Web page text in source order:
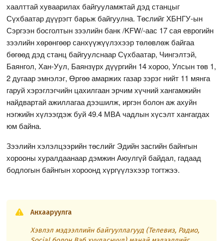
хаалттай хуваарилах байгууламжтай дэд станцыг
Сүхбаатар дүүрэгт барьж байгуулна. Төслийг ХБНГУ-ын
Сэргээн босголтын зээлийн банк /KFW/-аас 17 сая еврогийн
зээлийн хөрөнгөөр санхүүжүүлэхээр төлөвлөж байгаа
бөгөөд дэд станц байгуулснаар Сүхбаатар, Чингэлтэй,
Баянгол, Хан-Уул, Баянзүрх дүүргийн 14 хороо, Улсын төв 1,
2 дугаар эмнэлэг, Өргөө амаржих газар зэрэг нийт 11 мянга
гаруй хэрэглэгчийн цахилгаан эрчим хүчний хангамжийн
найдвартай ажиллагаа дээшилж, иргэн болон аж ахуйн
нэгжийн хүлээгдэж буй 49.4 МВА чадлын хүсэлт хангагдах
юм байна.
Зээлийн хэлэлцээрийн төслийг Эдийн засгийн байнгын
хорооны хуралдаанаар дэмжин Аюулгүй байдал, гадаад
бодлогын байнгын хороонд хүргүүлэхээр тогтжээ.
Анхааруулга
Хэвлэл мэдээллийн байгууллагууд (Телевиз, Радио,